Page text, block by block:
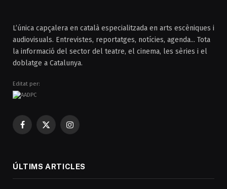
L’única capçalera en català especialitzada en arts escèniques i
audiovisuals. Entrevistes, reportatges, notícies, agenda... Tota
la informació del sector del teatre, el cinema, les sèries i el
doblatge a Catalunya.
Editat per:
Facebook
X
Instagram
ÚLTIMS ARTICLES